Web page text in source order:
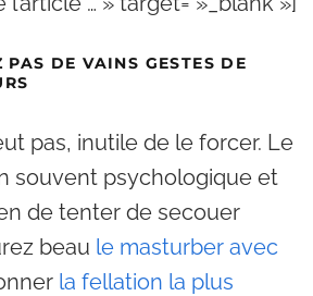
DE VAINS GESTES DE
pas, inutile de le forcer. Le
souvent psychologique et
de tenter de secouer
beau le masturber avec
la fellation la plus